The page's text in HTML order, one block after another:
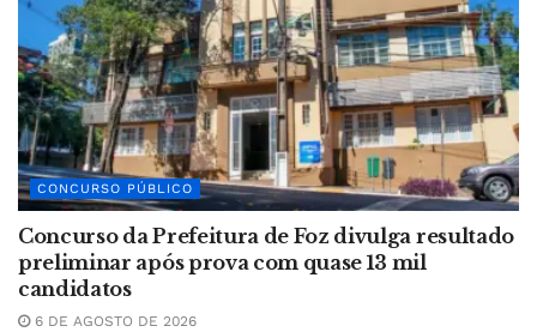
CONCURSO PÚBLICO
Concurso da Prefeitura de Foz divulga resultado
preliminar após prova com quase 13 mil
candidatos
6 DE AGOSTO DE 2026